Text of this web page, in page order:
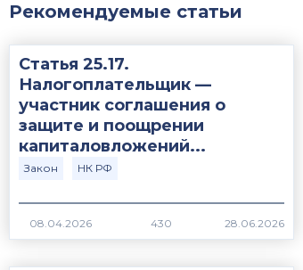
Рекомендуемые статьи
Статья 25.17.
Налогоплательщик —
участник соглашения о
защите и поощрении
капиталовложений...
Закон НК РФ
430